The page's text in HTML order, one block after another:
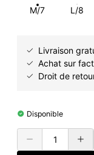
M/7
L/8
Livraison
Achat sur
Droit de
Disponible